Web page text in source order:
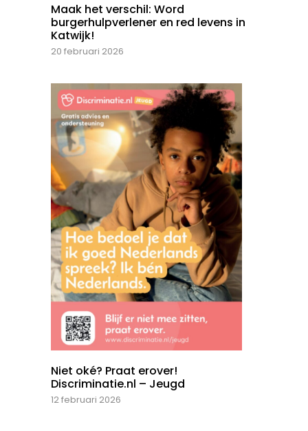
Maak het verschil: Word
burgerhulpverlener en red levens in
Katwijk!
20 februari 2026
Niet oké? Praat erover!
Discriminatie.nl – Jeugd
12 februari 2026